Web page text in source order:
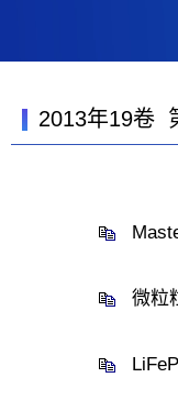
2013年19卷
微粒